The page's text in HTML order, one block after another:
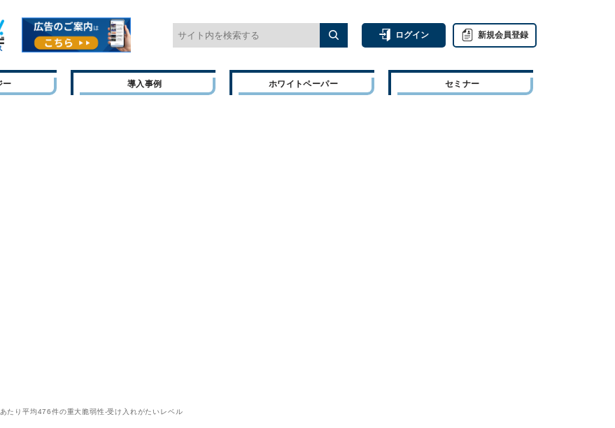
ログイン 新規会員登録
ー 導入事例 ホワイトペーパー セミナー
たり平均476件の重大脆弱性-受け入れがたいレベル